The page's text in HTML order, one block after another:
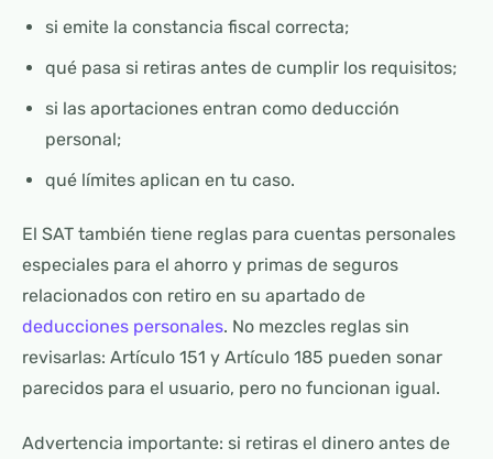
si emite la constancia fiscal correcta;
qué pasa si retiras antes de cumplir los requisitos;
si las aportaciones entran como deducción
personal;
qué límites aplican en tu caso.
El SAT también tiene reglas para cuentas personales
especiales para el ahorro y primas de seguros
relacionados con retiro en su apartado de
deducciones personales. No mezcles reglas sin
revisarlas: Artículo 151 y Artículo 185 pueden sonar
parecidos para el usuario, pero no funcionan igual.
Advertencia importante: si retiras el dinero antes de